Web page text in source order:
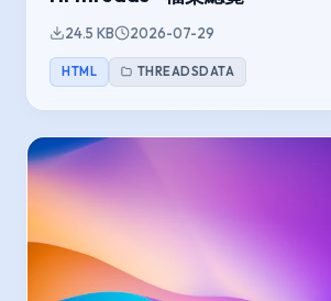
24.5 KB 2026-07-29
HTML THREADSDATA